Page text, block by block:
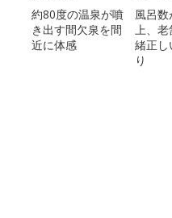
約80度の温泉が噴
き出す間欠泉を間
近に体感
風呂
上、老
緒正し
り